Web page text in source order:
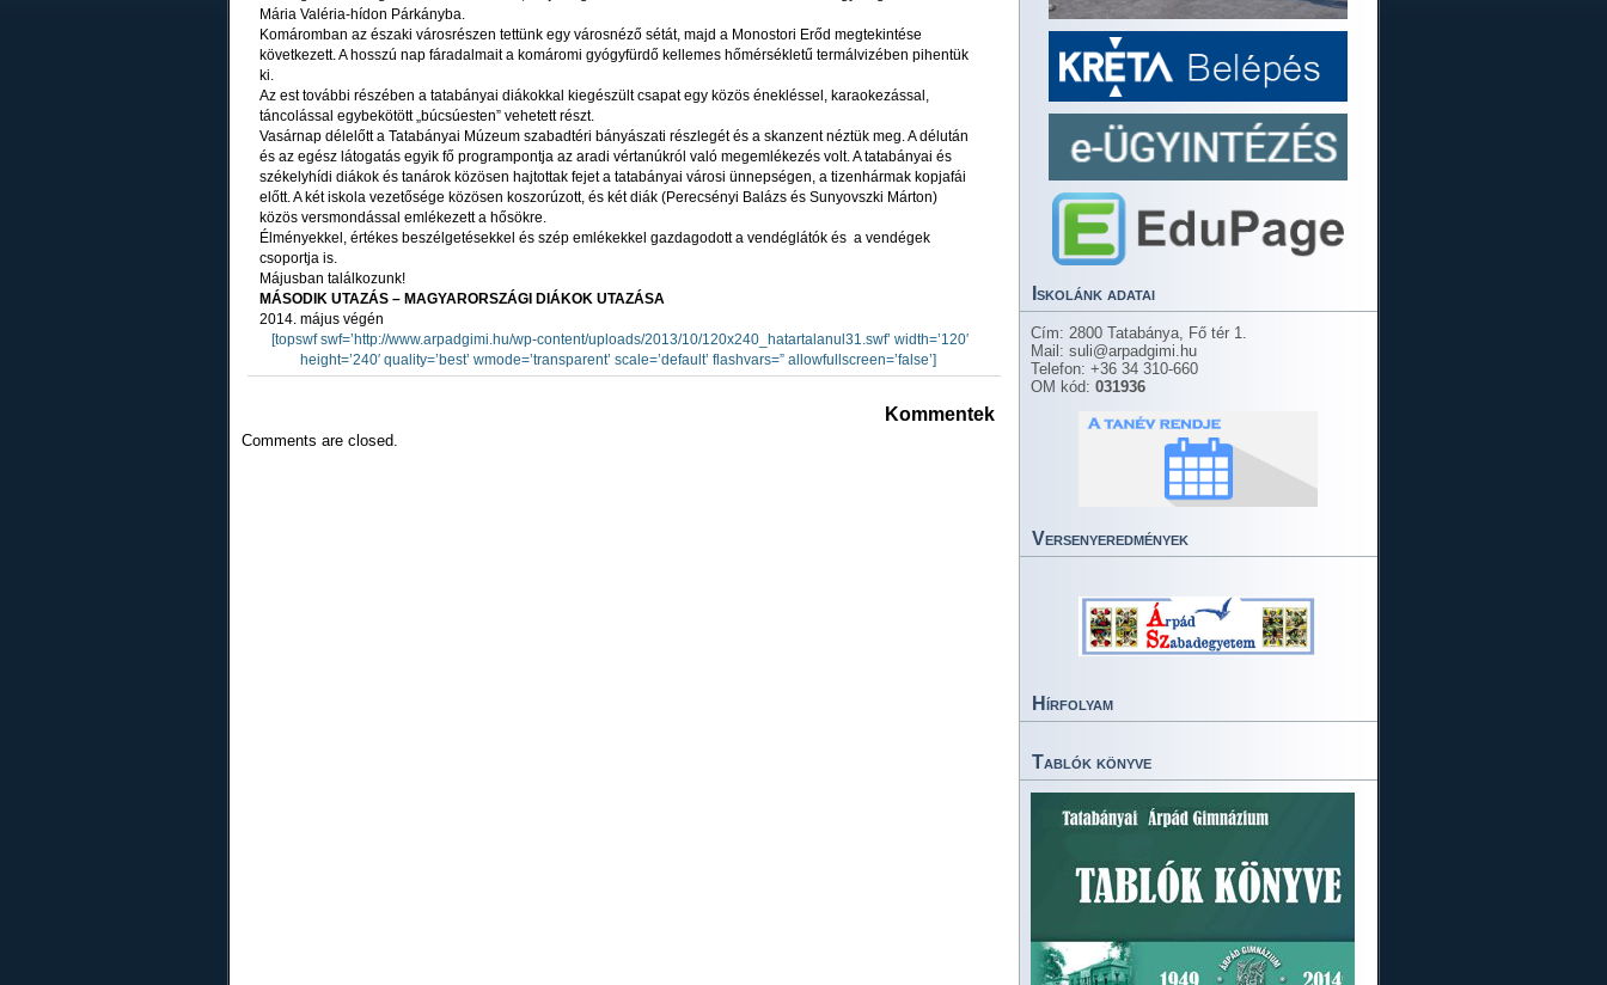
Mária Valéria-hídon Párkányba.
Komáromban az északi városrészen tettünk egy városnéző sétát, majd a Monostori Erőd megtekintése
következett. A hosszú nap fáradalmait a komáromi gyógyfürdő kellemes hőmérsékletű termálvizében pihentük
ki.
Az est további részében a tatabányai diákokkal kiegészült csapat egy közös énekléssel, karaokezással,
táncolással egybekötött „búcsúesten” vehetett részt.
Vasárnap délelőtt a Tatabányai Múzeum szabadtéri bányászati részlegét és a skanzent néztük meg. A délután
és az egész látogatás egyik fő programpontja az aradi vértanúkról való megemlékezés volt. A tatabányai és
székelyhídi diákok és tanárok közösen hajtottak fejet a tatabányai városi ünnepségen, a tizenhármak kopjafái
előtt. A két iskola vezetősége közösen koszorúzott, és két diák (Perecsényi Balázs és Sunyovszki Márton)
közös versmondással emlékezett a hősökre.
Élményekkel, értékes beszélgetésekkel és szép emlékekkel gazdagodott a vendéglátók és a vendégek
csoportja is.
Májusban találkozunk!
MÁSODIK UTAZÁS – MAGYARORSZÁGI DIÁKOK UTAZÁSA
2014. május végén
[topswf swf=’http://www.arpadgimi.hu/wp-content/uploads/2013/10/120x240_hatartalanul31.swf’ width=’120′
height=’240′ quality=’best’ wmode=’transparent’ scale=’default’ flashvars=” allowfullscreen=’false’]
Kommentek
Comments are closed.
Iskolánk adatai
Cím: 2800 Tatabánya, Fő tér 1.
Mail: suli@arpadgimi.hu
Telefon: +36 34 310-660
OM kód: 031936
Versenyeredmények
Hírfolyam
Tablók könyve